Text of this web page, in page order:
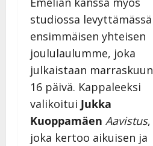
studiossa levyttämässä
ensimmäisen yhteisen
joululaulumme, joka
julkaistaan marraskuun
16 päivä. Kappaleeksi
valikoitui Jukka
Kuoppamäen Aavistus,
joka kertoo aikuisen ja